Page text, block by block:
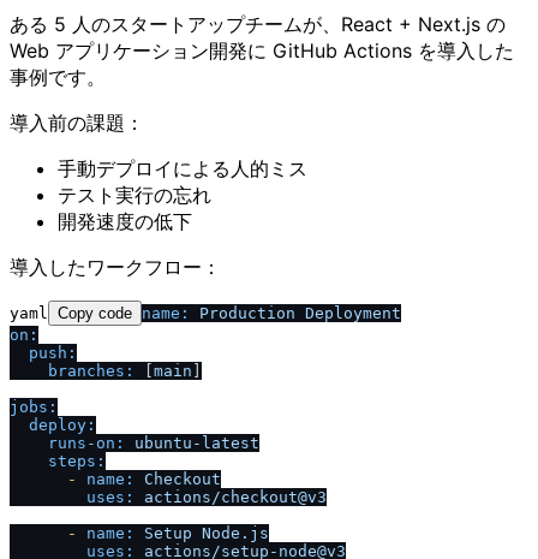
ある 5 人のスタートアップチームが、React + Next.js の
Web アプリケーション開発に GitHub Actions を導入した
事例です。
導入前の課題：
手動デプロイによる人的ミス
テスト実行の忘れ
開発速度の低下
導入したワークフロー：
yaml Copy code name: Production Deployment
on:
push:
branches:
main
jobs:
deploy:
runs-on:
ubuntu-latest
steps:
-
name:
Checkout
uses:
actions /checkout@v3
-
name: Setup Node.js
uses:
actions /setup-node@v3